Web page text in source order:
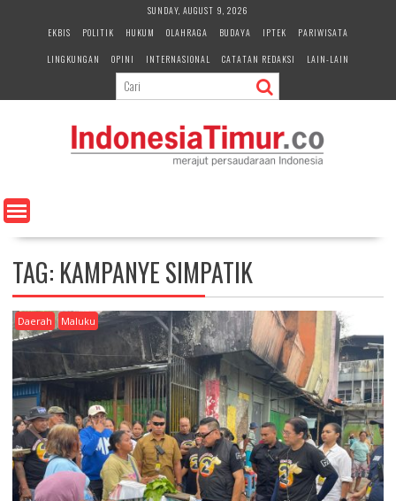
e
n
SUNDAY, AUGUST 9, 2026
EKBIS
POLITIK HUKUM OLAHRAGA BUDAYA IPTEK
PARIWISATA
LINGKUNGAN
OPINI INTERNASIONAL CATATAN REDAKSI LAIN-LAIN
TAG: KAMPANYE SIMPATIK
Daerah Maluku